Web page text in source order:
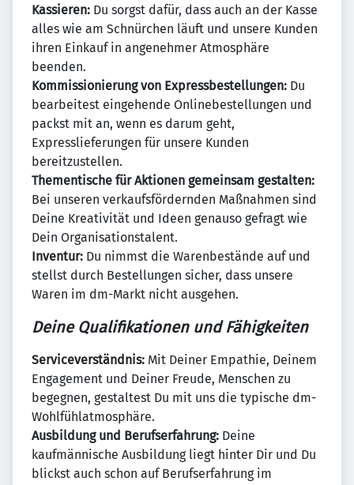
Kassieren: Du sorgst dafür, dass auch an der Kasse
alles wie am Schnürchen läuft und unsere Kunden
ihren Einkauf in angenehmer Atmosphäre
beenden.
Kommissionierung von Expressbestellungen: Du
bearbeitest eingehende Onlinebestellungen und
packst mit an, wenn es darum geht,
Expresslieferungen für unsere Kunden
bereitzustellen.
Thementische für Aktionen gemeinsam gestalten:
Bei unseren verkaufsfördernden Maßnahmen sind
Deine Kreativität und Ideen genauso gefragt wie
Dein Organisationstalent.
Inventur: Du nimmst die Warenbestände auf und
stellst durch Bestellungen sicher, dass unsere
Waren im dm-Markt nicht ausgehen.
Deine Qualifikationen und Fähigkeiten
Serviceverständnis: Mit Deiner Empathie, Deinem
Engagement und Deiner Freude, Menschen zu
begegnen, gestaltest Du mit uns die typische dm-
Wohlfühlatmosphäre.
Ausbildung und Berufserfahrung: Deine
kaufmännische Ausbildung liegt hinter Dir und Du
blickst auch schon auf Berufserfahrung im